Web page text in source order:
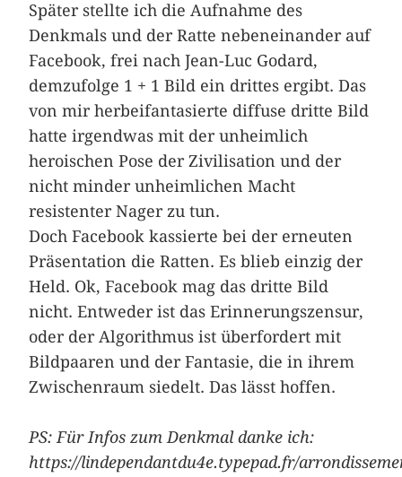
Später stellte ich die Aufnahme des
Denkmals und der Ratte nebeneinander auf
Facebook, frei nach Jean-Luc Godard,
demzufolge 1 + 1 Bild ein drittes ergibt. Das
von mir herbeifantasierte diffuse dritte Bild
hatte irgendwas mit der unheimlich
heroischen Pose der Zivilisation und der
nicht minder unheimlichen Macht
resistenter Nager zu tun.
Doch Facebook kassierte bei der erneuten
Präsentation die Ratten. Es blieb einzig der
Held. Ok, Facebook mag das dritte Bild
nicht. Entweder ist das Erinnerungszensur,
oder der Algorithmus ist überfordert mit
Bildpaaren und der Fantasie, die in ihrem
Zwischenraum siedelt. Das lässt hoffen.
PS: Für Infos zum Denkmal danke ich:
https://lindependantdu4e.typepad.fr/